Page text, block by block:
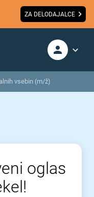
ZA DELODAJALCE
vsebin (m/ž)
oglas